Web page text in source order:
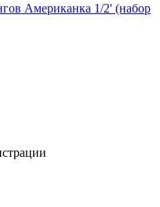
Американка 1/2' (набор